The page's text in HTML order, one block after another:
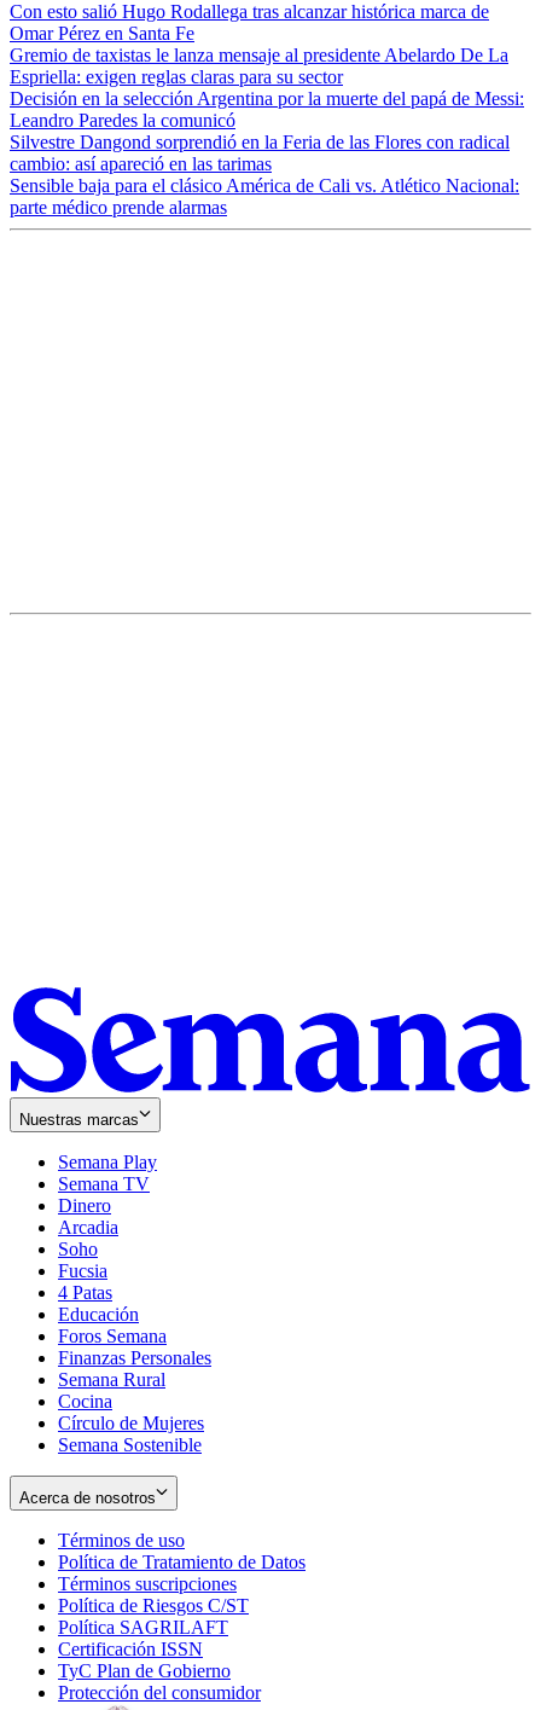
Con esto salió Hugo Rodallega tras alcanzar histórica marca de
Omar Pérez en Santa Fe
Gremio de taxistas le lanza mensaje al presidente Abelardo De La
Espriella: exigen reglas claras para su sector
Decisión en la selección Argentina por la muerte del papá de Messi:
Leandro Paredes la comunicó
Silvestre Dangond sorprendió en la Feria de las Flores con radical
cambio: así apareció en las tarimas
Sensible baja para el clásico América de Cali vs. Atlético Nacional:
parte médico prende alarmas
Nuestras marcas
Semana Play
Semana TV
Dinero
Arcadia
Soho
in
new
window
Fucsia
in
new
window
4 Patas
Educación
Foros Semana
Finanzas Personales
Semana Rural
Cocina
Círculo de Mujeres
Semana Sostenible
Acerca de nosotros
Términos de uso
in
new
window
Política de Tratamiento de Datos
Términos suscripciones
in
Política de Riesgos C/ST
Política SAGRILAFT
new
window
Certificación ISSN
in
new
TyC Plan de Gobierno
in
Protección del consumidorOpens